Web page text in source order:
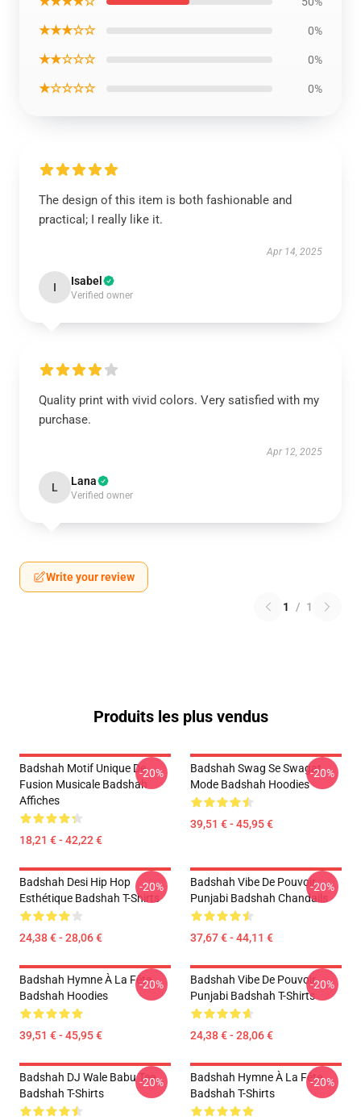
★★★☆☆ 0%
★★☆☆☆ 0%
★☆☆☆☆ 0%
The design of this item is both fashionable and
practical; I really like it.
Apr 14, 2025
I Isabel
Verified owner
Quality print with vivid colors. Very satisfied with my
purchase.
Apr 12, 2025
L Lana
Verified owner
Write your review
1 / 1
Produits les plus vendus
Badshah Motif Unique De
Fusion Musicale Badshah
Affiches
18,21 € - 42,22 €
-20%
Badshah Swag Se Swagat
Mode Badshah Hoodies
39,51 € - 45,95 €
-20%
Badshah Desi Hip Hop
Esthétique Badshah T-Shirts
24,38 € - 28,06 €
-20%
Badshah Vibe De Pouvoir
Punjabi Badshah Chandails
37,67 € - 44,11 €
-20%
Badshah Hymne À La Fête
Badshah Hoodies
39,51 € - 45,95 €
-20%
Badshah Vibe De Pouvoir
Punjabi Badshah T-Shirts
24,38 € - 28,06 €
-20%
Badshah DJ Wale Babu Tee
Badshah T-Shirts
-20%
Badshah Hymne À La Fête
Badshah T-Shirts
-20%